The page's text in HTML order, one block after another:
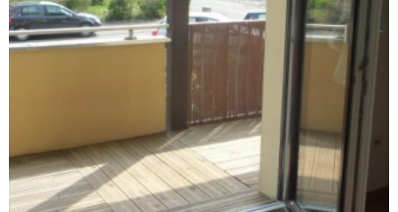
NOTRE
CONTACT